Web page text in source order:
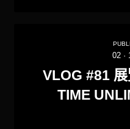
02 ·
VLOG #81
TIME